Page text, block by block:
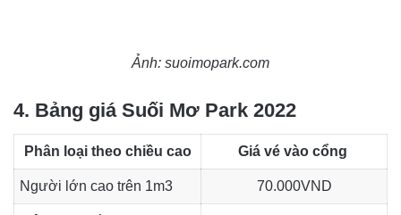
Ảnh: suoimopark.com
4. Bảng giá Suối Mơ Park 2022
Phân loại theo chiều cao Giá vé vào cổng
Người lớn cao trên 1m3 70.000VND